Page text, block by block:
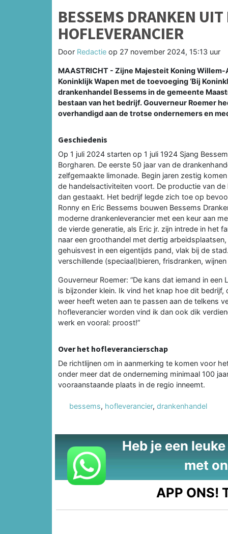
BESSEMS DRANKEN
HOFLEVERANCIER
Door Redactie op 27 november 2024, 15:13 uur
MAASTRICHT - Zijne Majesteit Koning
Koninklijk Wapen met de toevoeging ‘Bij
drankenhandel Bessems in de gemeente
bestaan van het bedrijf. Gouverneur Roemer
overhandigd aan de trotse ondernemers en
Geschiedenis
Op 1 juli 2024 starten op 1 juli 1924 Sjang
Borgharen. De eerste 50 jaar van de
zelfgemaakte limonade. Begin jaren zestig
de handelsactiviteiten voort. De productie van
dan gestaakt. Het bedrijf legde zich toe op
Ronny en Eric Bessems bouwen Bessems
moderne drankenleverancier met een keur aan
de vierde generatie, als Eric jr. zijn intrede in het
naar een groothandel met dertig
gehuisvest in een eigentijds pand, vlak bij de
verschillende (speciaal)bieren, frisdranken,
Gouverneur Roemer: “De kans dat iemand in
is bijzonder klein. Ik vind het knap hoe dit
weer heeft weten aan te passen aan de telkens
hofleverancier worden vind ik dan ook dik
werk en vooral: proost!”
Over het hofleverancierschap
De richtlijnen om in aanmerking te komen voor
onder meer dat de onderneming minimaal 100
vooraanstaande plaats in de regio inneemt.
bessems, hofleverancier, drankenhandel
Heb je een
met
APP ONS!